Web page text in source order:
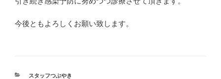
今後ともよろしくお願い致します。
カ
スタッフつぶやき